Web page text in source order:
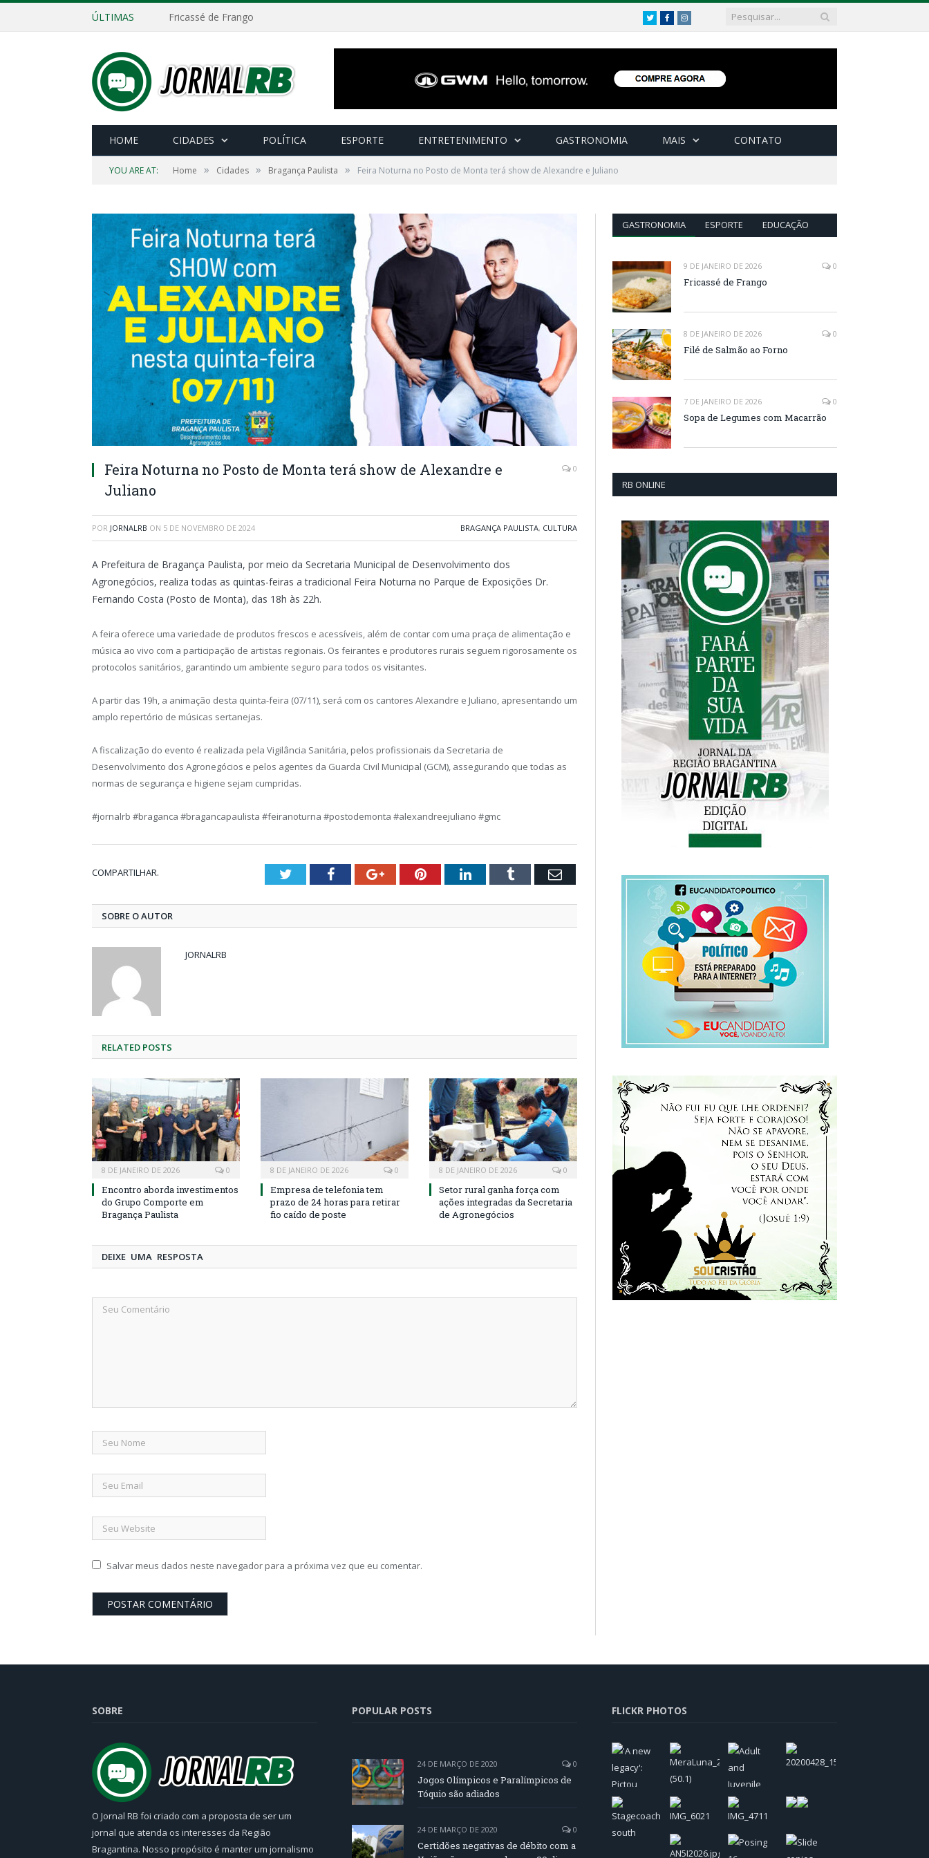
ÚLTIMAS Fricassé de Frango TwitterFacebookInstagram
HOME CIDADES POLÍTICA ESPORTE ENTRETENIMENTO GASTRONOMIA MAIS CONTATO
YOU ARE AT: Home » Cidades » Bragança Paulista » Feira Noturna no Posto de Monta terá show de Alexandre e Juliano
Feira Noturna no Posto de Monta terá show de Alexandre e
Juliano
0
POR JORNALRB ON 5 DE NOVEMBRO DE 2024 BRAGANÇA PAULISTA, CULTURA
A Prefeitura de Bragança Paulista, por meio da Secretaria Municipal de Desenvolvimento dos
Agronegócios, realiza todas as quintas-feiras a tradicional Feira Noturna no Parque de Exposições Dr.
Fernando Costa (Posto de Monta), das 18h às 22h.
A feira oferece uma variedade de produtos frescos e acessíveis, além de contar com uma praça de alimentação e
música ao vivo com a participação de artistas regionais. Os feirantes e produtores rurais seguem rigorosamente os
protocolos sanitários, garantindo um ambiente seguro para todos os visitantes.
A partir das 19h, a animação desta quinta-feira (07/11), será com os cantores Alexandre e Juliano, apresentando um
amplo repertório de músicas sertanejas.
A fiscalização do evento é realizada pela Vigilância Sanitária, pelos profissionais da Secretaria de
Desenvolvimento dos Agronegócios e pelos agentes da Guarda Civil Municipal (GCM), assegurando que todas as
normas de segurança e higiene sejam cumpridas.
#jornalrb #braganca #bragancapaulista #feiranoturna #postodemonta #alexandreejuliano #gmc
COMPARTILHAR. TwitterFacebookGoogle+PinterestLinkedInTumblr Email
SOBRE O AUTOR
JORNALRB
RELATED POSTS
8 DE JANEIRO DE 2026 0
Encontro aborda investimentos
do Grupo Comporte em
Bragança Paulista
8 DE JANEIRO DE 2026 0
Empresa de telefonia tem
prazo de 24 horas para retirar
fio caído de poste
8 DE JANEIRO DE 2026 0
Setor rural ganha força com
ações integradas da Secretaria
de Agronegócios
DEIXE UMA RESPOSTA
Salvar meus dados neste navegador para a próxima vez que eu comentar.
GASTRONOMIA ESPORTE EDUCAÇÃO
9 DE JANEIRO DE 2026 0
Fricassé de Frango
8 DE JANEIRO DE 2026 0
Filé de Salmão ao Forno
7 DE JANEIRO DE 2026 0
Sopa de Legumes com Macarrão
RB ONLINE
SOBRE
O Jornal RB foi criado com a proposta de ser um
jornal que atenda os interesses da Região
Bragantina. Nosso propósito é manter um jornalismo
POPULAR POSTS
24 DE MARÇO DE 2020 0
Jogos Olímpicos e Paralímpicos de
Tóquio são adiados
24 DE MARÇO DE 2020 0
Certidões negativas de débito com a
FLICKR PHOTOS